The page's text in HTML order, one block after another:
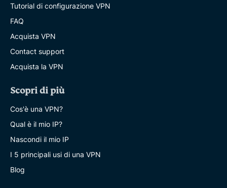
Tutorial di configurazione VPN
FAQ
Acquista VPN
Contact support
Acquista la VPN
Scopri di più
Cos'è una VPN?
Qual è il mio IP?
Nascondi il mio IP
I 5 principali usi di una VPN
Blog